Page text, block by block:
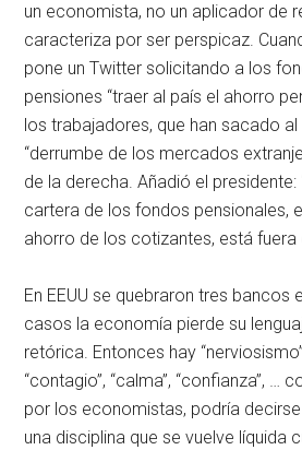
un economista, no un aplicador de
caracteriza por ser perspicaz.
pone un Twitter solicitando a los
pensiones “traer al país el ahorro
los trabajadores, que han sacado al
“derrumbe de los mercados
de la derecha. Añadió el presidente:
cartera de los fondos pensionales,
ahorro de los cotizantes, está fuera
En EEUU se quebraron tres bancos
casos la economía pierde su
retórica. Entonces hay
“contagio”, “calma”, “confianza”, …
por los economistas, podría
una disciplina que se vuelve líquida